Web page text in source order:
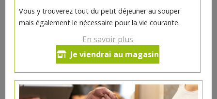
Vous y trouverez tout du petit déjeuner au souper
mais également le nécessaire pour la vie courante.
En savoir plus
Je viendrai au magasin
Vin blanc pêche bio 75cl
5.66€/pc
Ce produit est indisponible pour le moment.